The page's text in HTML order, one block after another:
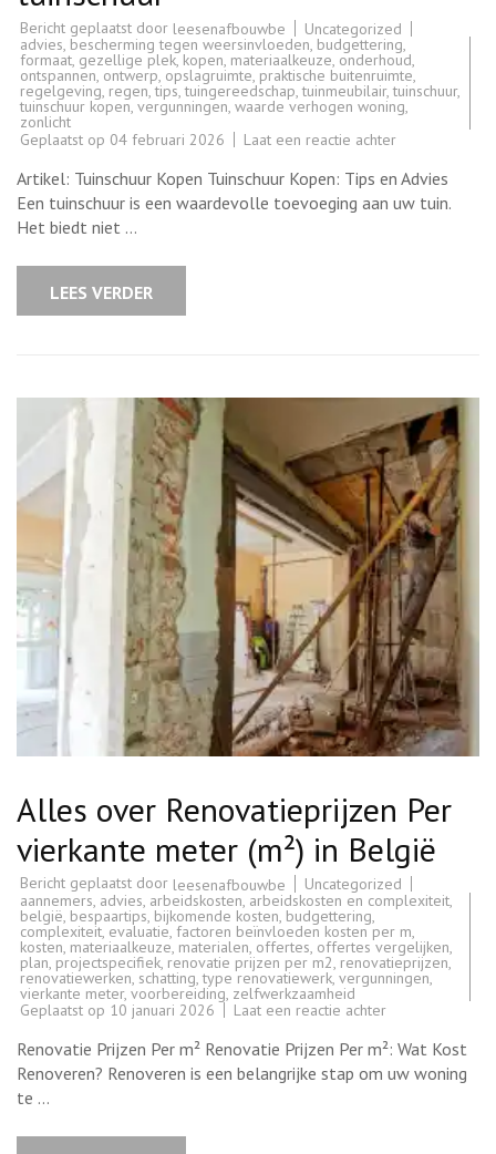
Bericht geplaatst door leesenafbouwbe
Uncategorized
advies, bescherming tegen weersinvloeden, budgettering,
formaat, gezellige plek, kopen, materiaalkeuze, onderhoud,
ontspannen, ontwerp, opslagruimte, praktische buitenruimte,
regelgeving, regen,tips,tuingereedschap,tuinmeubilair,tuinschuur,
tuinschuur kopen, vergunningen, waarde verhogen woning,
zonlicht
Geplaatst op 04 februari 2026 Laat een reactie achterop
voor
het
kopen
van
Artikel: Tuinschuur Kopen Tuinschuur Kopen: Tips en Advies
Een tuinschuur is een waardevolle toevoeging aan uw tuin.
Het biedt niet …
LEES VERDER
Alles over Renovatieprijzen Per
vierkante meter (m²) in België
Bericht geplaatst door leesenafbouwbe
Uncategorized
aannemers, advies, arbeidskosten, arbeidskosten en complexiteit,
belgië, bespaartips, bijkomende kosten, budgettering,
complexiteit, evaluatie, factoren beïnvloeden kosten per m,
kosten, materiaalkeuze, materialen, offertes, offertes vergelijken,
plan, projectspecifiek, renovatie prijzen per m2, renovatieprijzen,
renovatiewerken, schatting,type renovatiewerk, vergunningen,
vierkante meter, voorbereiding, zelfwerkzaamheid
Geplaatst op 10 januari 2026 Laat een reactie achterop
over
Renovatieprijzen
Per
Renovatie Prijzen Per m² Renovatie Prijzen Per m²: Wat Kost
Renoveren? Renoveren is een belangrijke stap om uw woning
te …